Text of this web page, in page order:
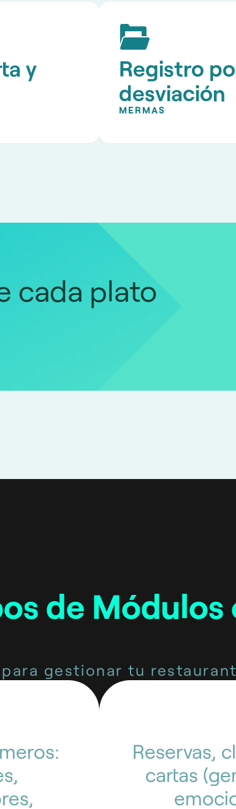
y
Registro
desviación
MERMAS
cada plato
de Módulos
gestionar tu
Reservas,
cartas